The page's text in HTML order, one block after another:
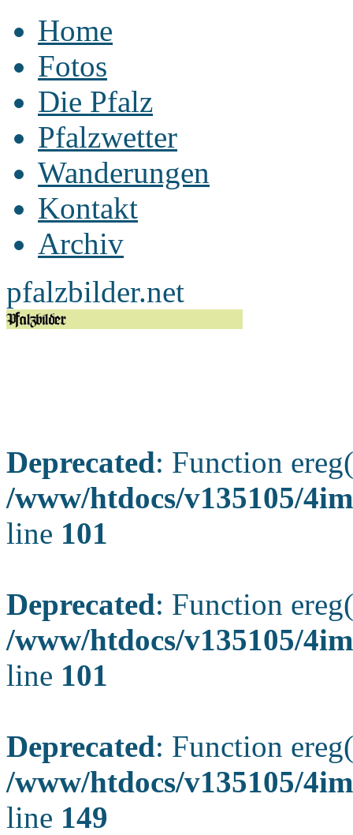
Home
Fotos
Die Pfalz
Pfalzwetter
Wanderungen
Kontakt
Archiv
pfalzbilder.net
Deprecated: Function
/www/htdocs/v135105/
line 101
Deprecated: Function
/www/htdocs/v135105/
line 101
Deprecated: Function
/www/htdocs/v135105/
line 149